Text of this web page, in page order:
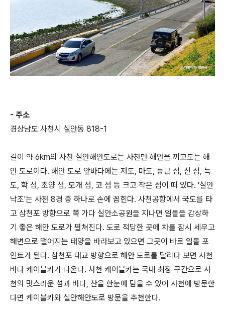
- 주소
경상남도 사천시 실안동 818-1
길이 약 6km의 사천 실안해안도로는 사천만 해안을 끼고도는 해
안 도로이다. 해안 도로 앞바다에는 저도, 마도, 둥근 섬, 신 섬, 늑
도, 학 섬, 초양 섬, 모개 섬, 코 섬 등 크고 작은 섬이 떠 있다. '실안
낙조'는 사천 8경 중 하나로 손에 꼽힌다. 사천공항에서 국도를 타
고 삼천포 방향으로 쭉 가다 실안소공원을 지나면 일몰을 감상하
기 좋은 해안 도로가 펼쳐진다. 도로 적당한 곳에 차를 잠시 세우고
해변으로 떨어지는 태양을 바라보고 있으면 그곳이 바로 일몰 포
인트가 된다. 삼천포 대교 방향으로 해안 도로를 달리다 보면 사천
바다 케이블카가 나온다. 사천 케이블카는 국내 최장 구간으로 사
천의 멋스러운 섬과 바다, 산을 한눈에 담을 수 있어 사천에 방문한
다면 케이블카와 실안해안도로 방문을 추천한다.